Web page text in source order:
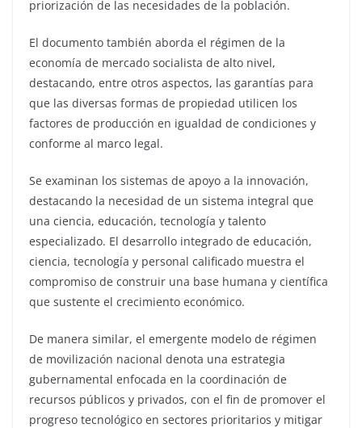
priorización de las necesidades de la población.
El documento también aborda el régimen de la
economía de mercado socialista de alto nivel,
destacando, entre otros aspectos, las garantías para
que las diversas formas de propiedad utilicen los
factores de producción en igualdad de condiciones y
conforme al marco legal.
Se examinan los sistemas de apoyo a la innovación,
destacando la necesidad de un sistema integral que
una ciencia, educación, tecnología y talento
especializado. El desarrollo integrado de educación,
ciencia, tecnología y personal calificado muestra el
compromiso de construir una base humana y científica
que sustente el crecimiento económico.
De manera similar, el emergente modelo de régimen
de movilización nacional denota una estrategia
gubernamental enfocada en la coordinación de
recursos públicos y privados, con el fin de promover el
progreso tecnológico en sectores prioritarios y mitigar